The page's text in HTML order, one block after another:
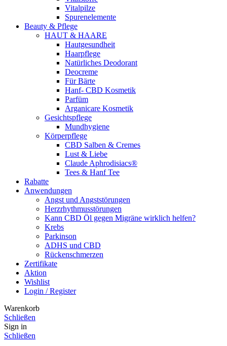
Vitalpilze
Spurenelemente
Beauty & Pflege
HAUT & HAARE
Hautgesundheit
Haarpflege
Natürliches Deodorant
Deocreme
Für Bärte
Hanf- CBD Kosmetik
Parfüm
Arganicare Kosmetik
Gesichtspflege
Mundhygiene
Körperpflege
CBD Salben & Cremes
Lust & Liebe
Claude Aphrodisiacs®
Tees & Hanf Tee
Rabatte
Anwendungen
Angst und Angststörungen
Herzrhythmusstörungen
Kann CBD Öl gegen Migräne wirklich helfen?
Krebs
Parkinson
ADHS und CBD
Rückenschmerzen
Zertifikate
Aktion
Wishlist
Login / Register
Warenkorb
Schließen
Sign in
Schließen